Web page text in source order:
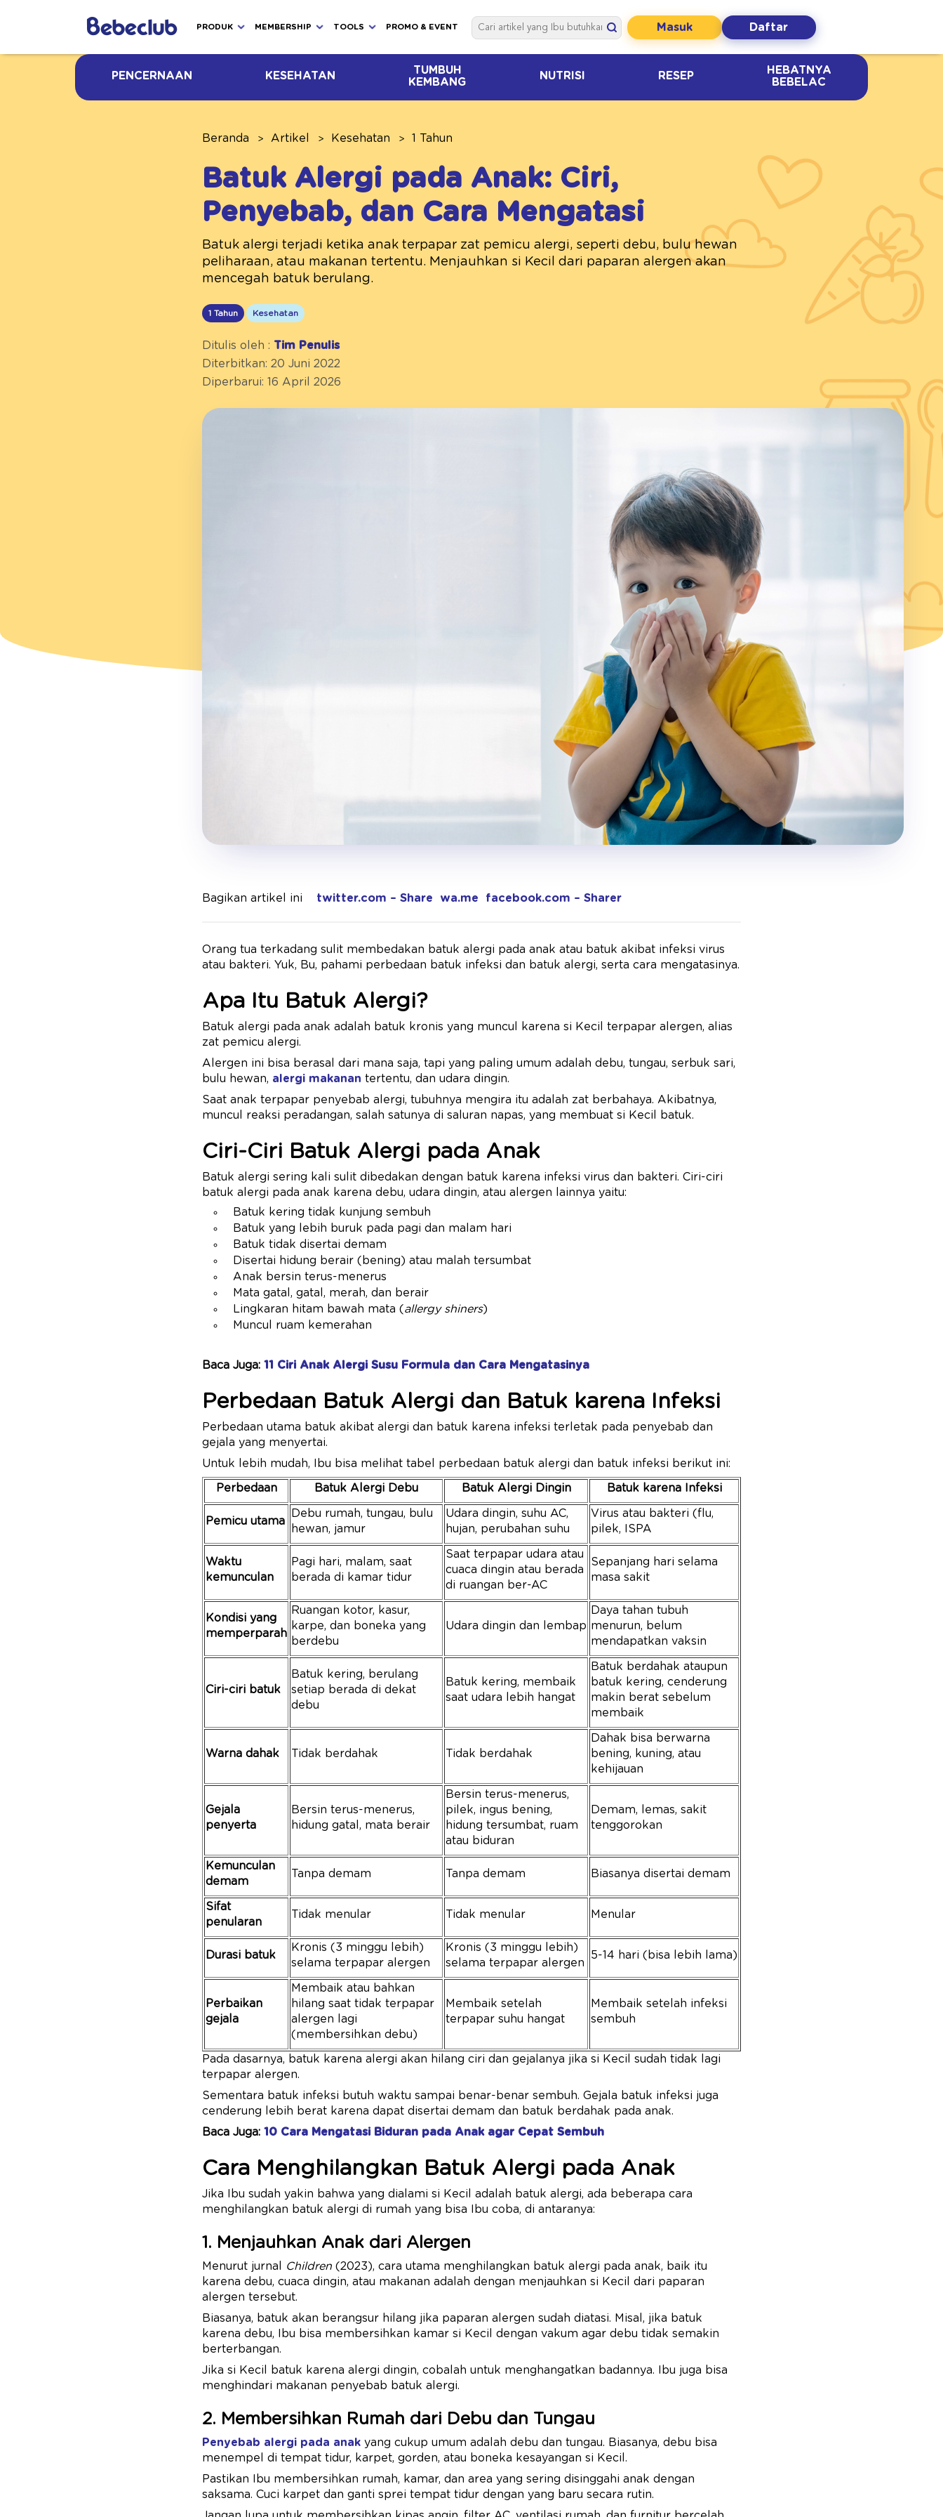
PRODUK MEMBERSHIP TOOLS PROMO & EVENT Masuk Daftar
PENCERNAAN KESEHATAN
TUMBUH
KEMBANG
NUTRISI RESEP
HEBATNYA
BEBELAC
Beranda Artikel Kesehatan 1 Tahun
Batuk Alergi pada Anak: Ciri,
Penyebab, dan Cara Mengatasi
Batuk alergi terjadi ketika anak terpapar zat pemicu alergi, seperti debu, bulu hewan
peliharaan, atau makanan tertentu. Menjauhkan si Kecil dari paparan alergen akan
mencegah batuk berulang.
1 Tahun Kesehatan
Ditulis oleh : Tim Penulis
Diterbitkan: 20 Juni 2022
Diperbarui: 16 April 2026
Bagikan artikel ini twitter.com – Share wa.me facebook.com – Sharer
Orang tua terkadang sulit membedakan batuk alergi pada anak atau batuk akibat infeksi virus
atau bakteri. Yuk, Bu, pahami perbedaan batuk infeksi dan batuk alergi, serta cara mengatasinya.
Apa Itu Batuk Alergi?
Batuk alergi pada anak adalah batuk kronis yang muncul karena si Kecil terpapar alergen, alias
zat pemicu alergi.
Alergen ini bisa berasal dari mana saja, tapi yang paling umum adalah debu, tungau, serbuk sari,
bulu hewan, alergi makanan tertentu, dan udara dingin.
Saat anak terpapar penyebab alergi, tubuhnya mengira itu adalah zat berbahaya. Akibatnya,
muncul reaksi peradangan, salah satunya di saluran napas, yang membuat si Kecil batuk.
Ciri-Ciri Batuk Alergi pada Anak
Batuk alergi sering kali sulit dibedakan dengan batuk karena infeksi virus dan bakteri. Ciri-ciri
batuk alergi pada anak karena debu, udara dingin, atau alergen lainnya yaitu:
Batuk kering tidak kunjung sembuh
Batuk yang lebih buruk pada pagi dan malam hari
Batuk tidak disertai demam
Disertai hidung berair (bening) atau malah tersumbat
Anak bersin terus-menerus
Mata gatal, gatal, merah, dan berair
Lingkaran hitam bawah mata (allergy shiners)
Muncul ruam kemerahan
Baca Juga: 11 Ciri Anak Alergi Susu Formula dan Cara Mengatasinya
Perbedaan Batuk Alergi dan Batuk karena Infeksi
Perbedaan utama batuk akibat alergi dan batuk karena infeksi terletak pada penyebab dan
gejala yang menyertai.
Untuk lebih mudah, Ibu bisa melihat tabel perbedaan batuk alergi dan batuk infeksi berikut ini:
Perbedaan Batuk Alergi Debu Batuk Alergi Dingin Batuk karena Infeksi
Pemicu utama
Debu rumah, tungau, bulu
hewan, jamur
Udara dingin, suhu AC,
hujan, perubahan suhu
Virus atau bakteri (flu,
pilek, ISPA
Waktu
kemunculan
Pagi hari, malam, saat
berada di kamar tidur
Saat terpapar udara atau
cuaca dingin atau berada
di ruangan ber-AC
Sepanjang hari selama
masa sakit
Kondisi yang
memperparah
Ruangan kotor, kasur,
karpe, dan boneka yang
berdebu
Udara dingin dan lembap
Daya tahan tubuh
menurun, belum
mendapatkan vaksin
Ciri-ciri batuk
Batuk kering, berulang
setiap berada di dekat
debu
Batuk kering, membaik
saat udara lebih hangat
Batuk berdahak ataupun
batuk kering, cenderung
makin berat sebelum
membaik
Warna dahak Tidak berdahak Tidak berdahak
Dahak bisa berwarna
bening, kuning, atau
kehijauan
Gejala
penyerta
Bersin terus-menerus,
hidung gatal, mata berair
Bersin terus-menerus,
pilek, ingus bening,
hidung tersumbat, ruam
atau biduran
Demam, lemas, sakit
tenggorokan
Kemunculan
demam
Tanpa demam Tanpa demam Biasanya disertai demam
Sifat
penularan
Tidak menular Tidak menular Menular
Durasi batuk
Kronis (3 minggu lebih)
selama terpapar alergen
Kronis (3 minggu lebih)
selama terpapar alergen
5-14 hari (bisa lebih lama)
Perbaikan
gejala
Membaik atau bahkan
hilang saat tidak terpapar
alergen lagi
(membersihkan debu)
Membaik setelah
terpapar suhu hangat
Membaik setelah infeksi
sembuh
Pada dasarnya, batuk karena alergi akan hilang ciri dan gejalanya jika si Kecil sudah tidak lagi
terpapar alergen.
Sementara batuk infeksi butuh waktu sampai benar-benar sembuh. Gejala batuk infeksi juga
cenderung lebih berat karena dapat disertai demam dan batuk berdahak pada anak.
Baca Juga: 10 Cara Mengatasi Biduran pada Anak agar Cepat Sembuh
Cara Menghilangkan Batuk Alergi pada Anak
Jika Ibu sudah yakin bahwa yang dialami si Kecil adalah batuk alergi, ada beberapa cara
menghilangkan batuk alergi di rumah yang bisa Ibu coba, di antaranya:
1. Menjauhkan Anak dari Alergen
Menurut jurnal Children (2023), cara utama menghilangkan batuk alergi pada anak, baik itu
karena debu, cuaca dingin, atau makanan adalah dengan menjauhkan si Kecil dari paparan
alergen tersebut.
Biasanya, batuk akan berangsur hilang jika paparan alergen sudah diatasi. Misal, jika batuk
karena debu, Ibu bisa membersihkan kamar si Kecil dengan vakum agar debu tidak semakin
berterbangan.
Jika si Kecil batuk karena alergi dingin, cobalah untuk menghangatkan badannya. Ibu juga bisa
menghindari makanan penyebab batuk alergi.
2. Membersihkan Rumah dari Debu dan Tungau
Penyebab alergi pada anak yang cukup umum adalah debu dan tungau. Biasanya, debu bisa
menempel di tempat tidur, karpet, gorden, atau boneka kesayangan si Kecil.
Pastikan Ibu membersihkan rumah, kamar, dan area yang sering disinggahi anak dengan
saksama. Cuci karpet dan ganti sprei tempat tidur dengan yang baru secara rutin.